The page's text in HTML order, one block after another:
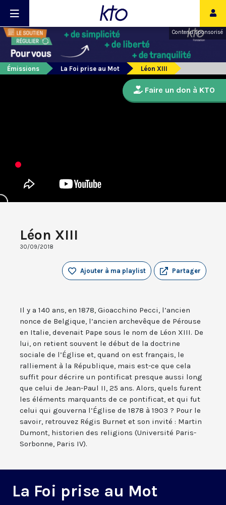
Contenu sponsorisé
Émissions La Foi prise au Mot Léon XIII
Léon XIII
30/09/2018
Partager
Ajouter à ma playlist
Il y a 140 ans, en 1878, Gioacchino Pecci, l’ancien
nonce de Belgique, l’ancien archevêque de Pérouse
en Italie, devenait Pape sous le nom de Léon XIII. De
lui, on retient souvent le début de la doctrine
sociale de l’Église et, quand on est français, le
ralliement à la République, mais est-ce que cela
suffit pour décrire un pontificat presque aussi long
que celui de Jean-Paul II, 25 ans. Alors, quels furent
les éléments marquants de ce pontificat, et qui fut
celui qui gouverna l’Église de 1878 à 1903 ? Pour le
savoir, retrouvez Régis Burnet et son invité : Martin
Dumont, historien des religions (Université Paris-
Sorbonne, Paris IV).
La Foi prise au Mot
Faire un don à KTO